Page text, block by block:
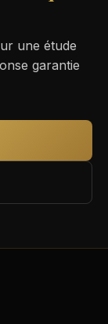
une étude
garantie